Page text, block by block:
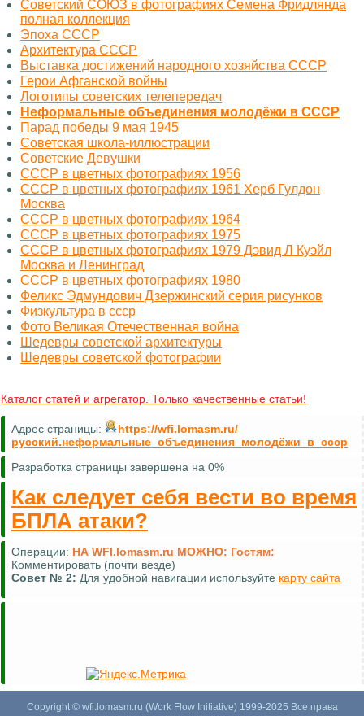
Советский СОЮЗ в фотографиях Семена Фридлянда
полная коллекция
Эпоха СССР
Архитектура СССР
Выставка достижений народного хозяйства СССР
Герои Афганской войны
Логотипы советских телепередач
Неформальные объединения молодёжи в СССР
Парад победы 9 мая 1945
Советская школа-иллюстрации
Советские Девушки
СССР в цветных фотографиях 1956
СССР в цветных фотографиях 1961 Херб Гулдон
Москва
СССР в цветных фотографиях 1964
СССР в цветных фотографиях 1975
СССР в цветных фотографиях 1979 Дэвид Л Куэйл
Москва и Ленинград
СССР в цветных фотографиях 1980
Феликс Эдмундович Дзержинский серия рисунков
Физкультура в ссср
Фото Великая Отечественная война
Шедевры советской архитектуры
Шедевры советской фотографии
Каталог статей и агрегатор. Только качественные статьи!
Адрес страницы:
https://wfi.lomasm.ru/
русский.неформальные_объединения_молодёжи_в_ссср
Разработка страницы завершена на 0%
Как следует себя вести во время
БПЛА атаки?
Операции: НА WFI.lomasm.ru МОЖНО: Гостям:
Комментировать (почти везде)
Совет № 2: Для удобной навигации используйте карту сайта
Copyright © wfi.lomasm.ru (Work Flow Initiative) 1999-2025 Все права